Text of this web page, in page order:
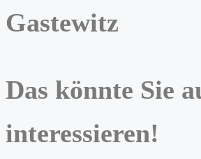
Gastewitz
Das könnte Sie
interessieren!